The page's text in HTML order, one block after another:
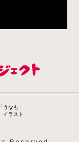
なも」
イラスト